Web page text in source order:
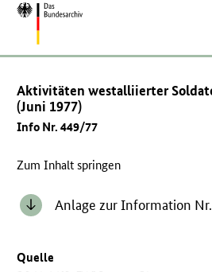
Zur
Aktivitäten westalliierter
(Juni 1977)
Info Nr. 449/77
Zum Inhalt springen
Anlage zur Information
Quelle